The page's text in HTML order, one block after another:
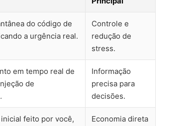
do código de
a urgência real.
Controle e
redução de
stress.
em tempo real de
de
Informação
precisa para
decisões.
feito por você,
Economia direta